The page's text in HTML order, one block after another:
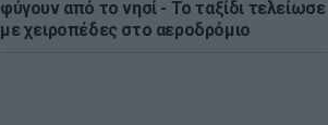
φύγουν από το νησί - Το ταξίδι τελείωσε
με χειροπέδες στο αεροδρόμιο